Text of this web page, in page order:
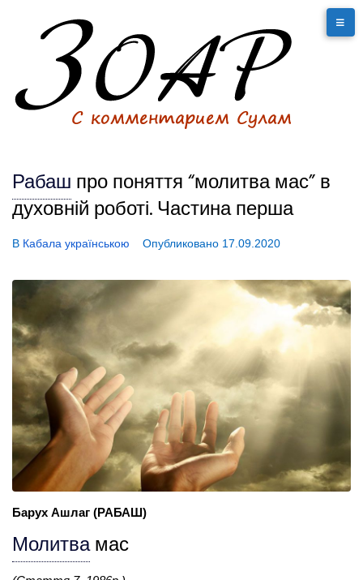
Рабаш про поняття “молитва мас” в
духовній роботі. Частина перша
В Кабала українською Опубликовано 17.09.2020
Барух Ашлаг (РАБАШ)
Молитвамас